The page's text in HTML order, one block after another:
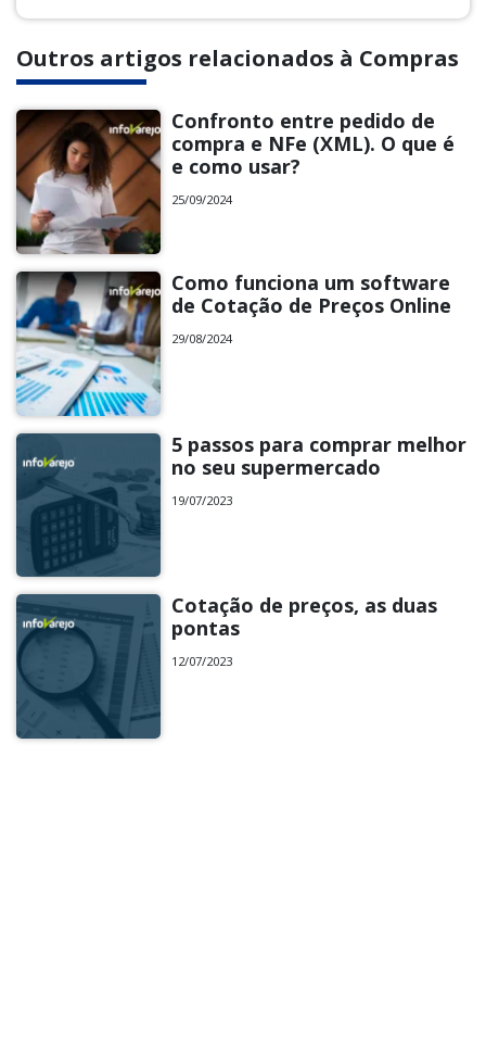
Outros artigos relacionados à Compras
Confronto entre pedido de
compra e NFe (XML). O que é
e como usar?
25/09/2024
Como funciona um software
de Cotação de Preços Online
29/08/2024
5 passos para comprar melhor
no seu supermercado
19/07/2023
Cotação de preços, as duas
pontas
12/07/2023